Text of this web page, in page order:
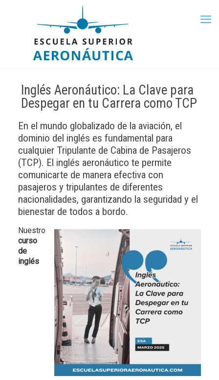
Inglés Aeronáutico: La Clave para
Despegar en tu Carrera como TCP
En el mundo globalizado de la aviación, el
dominio del inglés es fundamental para
cualquier Tripulante de Cabina de Pasajeros
(TCP). El inglés aeronáutico te permite
comunicarte de manera efectiva con
pasajeros y tripulantes de diferentes
nacionalidades, garantizando la seguridad y el
bienestar de todos a bordo.
Nuestro
curso
de
inglés